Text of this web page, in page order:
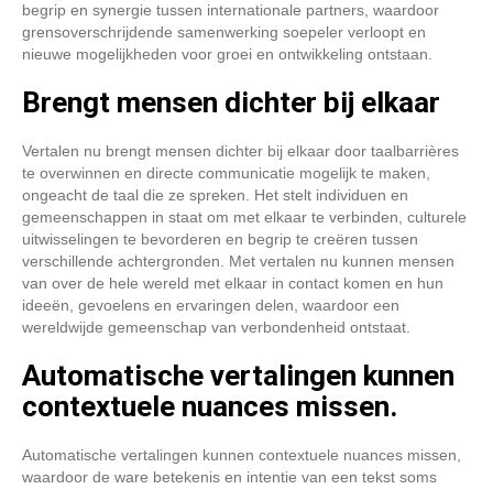
begrip en synergie tussen internationale partners, waardoor
grensoverschrijdende samenwerking soepeler verloopt en
nieuwe mogelijkheden voor groei en ontwikkeling ontstaan.
Brengt mensen dichter bij elkaar
Vertalen nu brengt mensen dichter bij elkaar door taalbarrières
te overwinnen en directe communicatie mogelijk te maken,
ongeacht de taal die ze spreken. Het stelt individuen en
gemeenschappen in staat om met elkaar te verbinden, culturele
uitwisselingen te bevorderen en begrip te creëren tussen
verschillende achtergronden. Met vertalen nu kunnen mensen
van over de hele wereld met elkaar in contact komen en hun
ideeën, gevoelens en ervaringen delen, waardoor een
wereldwijde gemeenschap van verbondenheid ontstaat.
Automatische vertalingen kunnen
contextuele nuances missen.
Automatische vertalingen kunnen contextuele nuances missen,
waardoor de ware betekenis en intentie van een tekst soms